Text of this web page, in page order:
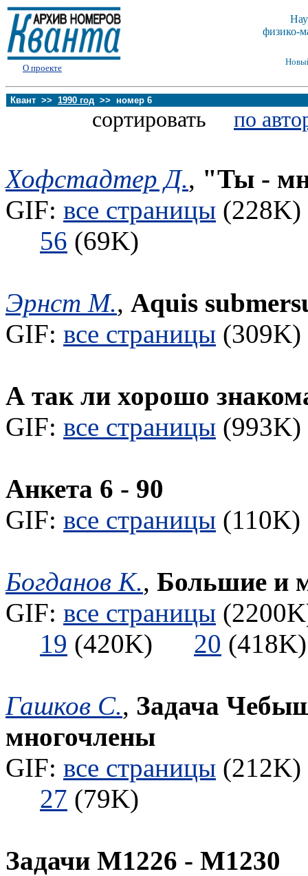
О проекте
физико-
Квант >> 1990 год >> номер 6
сортировать по
Хофстадтер Д., "Ты -
GIF: все страницы
56 (69K)
Эрнст М., Aquis
GIF: все страницы
А так ли хорошо
GIF: все страницы
Анкета 6 - 90
GIF: все страницы
Богданов К., Большие и
GIF: все страницы
19 (420K) 20
Гашков С., Задача
многочлены
GIF: все страницы
27 (79K)
Задачи М1226 - М1230